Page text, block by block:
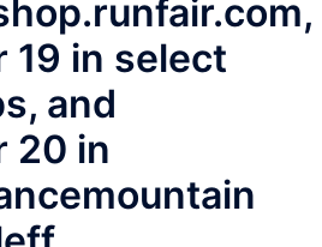
19 in select
and
20 in